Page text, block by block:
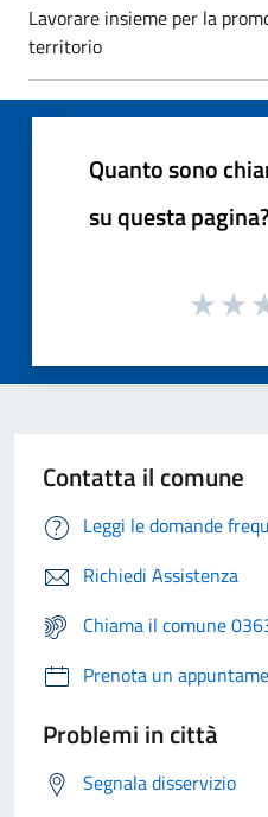
Lavorare insieme per la
territorio
Quanto sono
su questa
Contatta il comune
Leggi le domande
Richiedi Assistenza
Chiama il comune
Prenota un
Problemi in città
Segnala disservizio